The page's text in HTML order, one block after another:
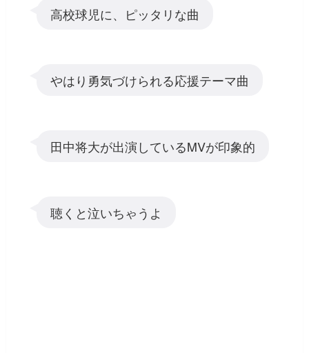
高校球児に、ピッタリな曲
やはり勇気づけられる応援テーマ曲
田中将大が出演しているMVが印象的
聴くと泣いちゃうよ